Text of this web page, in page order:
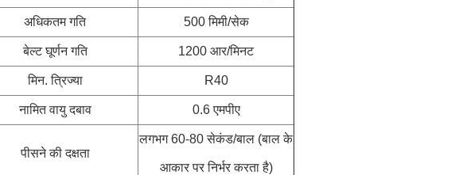
अधिकतम गति 500 मिमी/सेक
बेल्ट घूर्णन गति 1200 आर/मिनट
मिन. त्रिज्या R40
नामित वायु दबाव 0.6 एमपीए
पीसने की दक्षता
लगभग 60-80 सेकंड/बाल (बाल के
आकार पर निर्भर करता है)